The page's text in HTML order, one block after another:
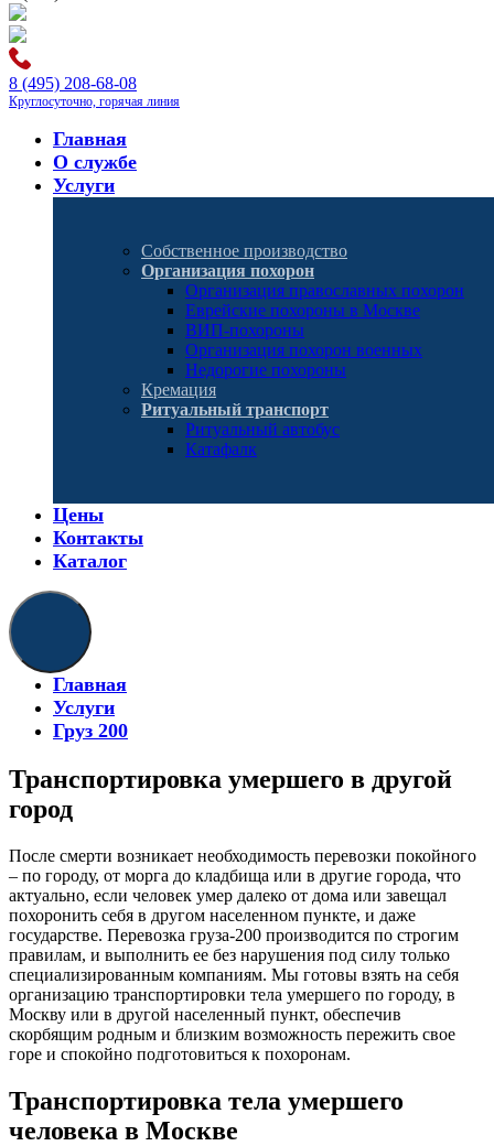
8 (495) 208-68-08
Круглосуточно, горячая линия
Главная
О службе
Услуги
Собственное производство
Организация похорон
Организация православных похорон
Еврейские похороны в Москве
ВИП-похороны
Организация похорон военных
Недорогие похороны
Кремация
Ритуальный транспорт
Ритуальный автобус
Катафалк
Цены
Контакты
Каталог
Главная
Услуги
Груз 200
Транспортировка умершего в другой
город
После смерти возникает необходимость перевозки покойного
– по городу, от морга до кладбища или в другие города, что
актуально, если человек умер далеко от дома или завещал
похоронить себя в другом населенном пункте, и даже
государстве. Перевозка груза-200 производится по строгим
правилам, и выполнить ее без нарушения под силу только
специализированным компаниям. Мы готовы взять на себя
организацию транспортировки тела умершего по городу, в
Москву или в другой населенный пункт, обеспечив
скорбящим родным и близким возможность пережить свое
горе и спокойно подготовиться к похоронам.
Транспортировка тела умершего
человека в Москве